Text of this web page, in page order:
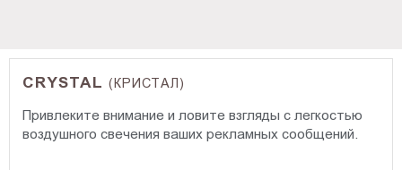
CRYSTAL(КРИСТАЛ)
Привлеките внимание и ловите взгляды с легкостью
воздушного свечения ваших рекламных сообщений.